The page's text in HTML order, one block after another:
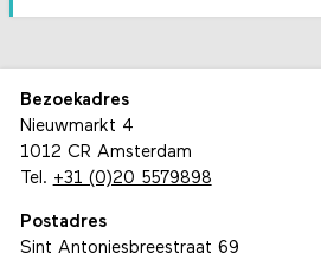
Bezoekadres
Nieuwmarkt 4
1012 CR Amsterdam
Tel. +31 (0)20 5579898
Postadres
Sint Antoniesbreestraat 69